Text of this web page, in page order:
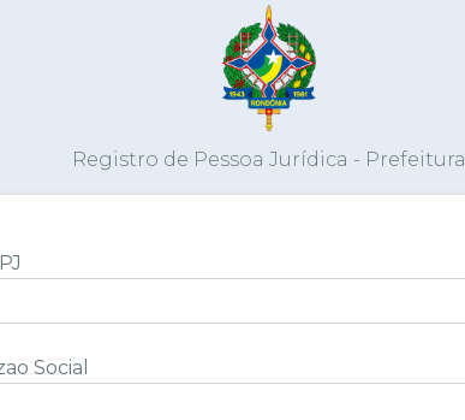
Registro de Pessoa Jurídica - Prefeitura
Social